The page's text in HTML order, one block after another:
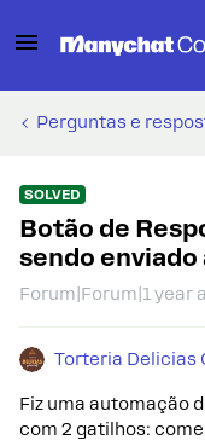
Perguntas e
SOLVED
Botão de
sendo
Forum|Forum|1 year
Torteria Delicias
Fiz uma automação
com 2 gatilhos: